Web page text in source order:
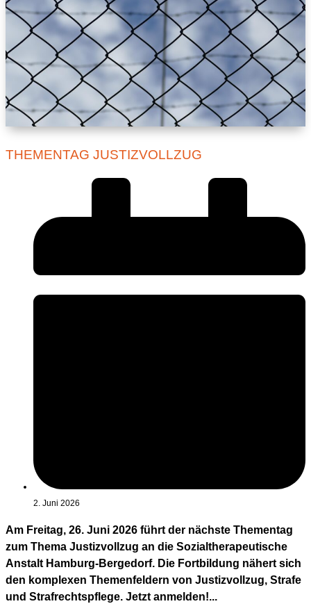
THEMENTAG JUSTIZVOLLZUG
2. Juni 2026
Am Freitag, 26. Juni 2026 führt der nächste Thementag
zum Thema Justizvollzug an die Sozialtherapeutische
Anstalt Hamburg-Bergedorf. Die Fortbildung nähert sich
den komplexen Themenfeldern von Justizvollzug, Strafe
und Strafrechtspflege. Jetzt anmelden!...